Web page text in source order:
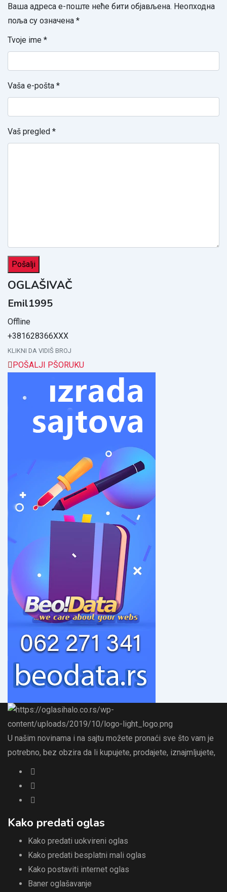
Ваша адреса е-поште неће бити објављена. Неопходна
поља су означена *
Tvoje ime *
Vaša e-pošta *
Vaš pregled *
OGLAŠIVAČ
Emil1995
Offline
+381628366XXX
KLIKNI DA VIDIŠ BROJ
POŠALJI PŠORUKU
U našim novinama i na sajtu možete pronaći sve što vam je
potrebno, bez obzira da li kupujete, prodajete, iznajmljujete,
Kako predati oglas
Kako predati uokvireni oglas
Kako predati besplatni mali oglas
Kako postaviti internet oglas
Baner oglašavanje